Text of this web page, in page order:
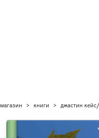
магазин > книги > джастин